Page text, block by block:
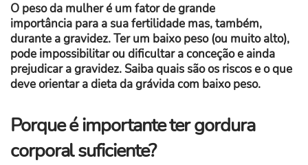
O peso da mulher é um fator de grande
importância para a sua fertilidade mas, também,
durante a gravidez. Ter um baixo peso (ou muito alto),
pode impossibilitar ou dificultar a conceção e ainda
prejudicar a gravidez. Saibaquais são os riscos e o que
deve orientar a dieta da grávida com baixo peso.
Porque é importante ter gordura
corporal suficiente?